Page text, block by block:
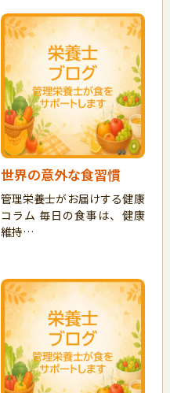
世界の意外な食習慣
管理栄養士がお届けする健康
コラム 毎日の食事は、健康
維持…